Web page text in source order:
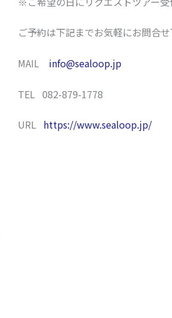
ご予約は下記までお気軽にお問合
MAIL info@sealoop.jp
TEL 082-879-1778
URL https://www.sealoop.jp/